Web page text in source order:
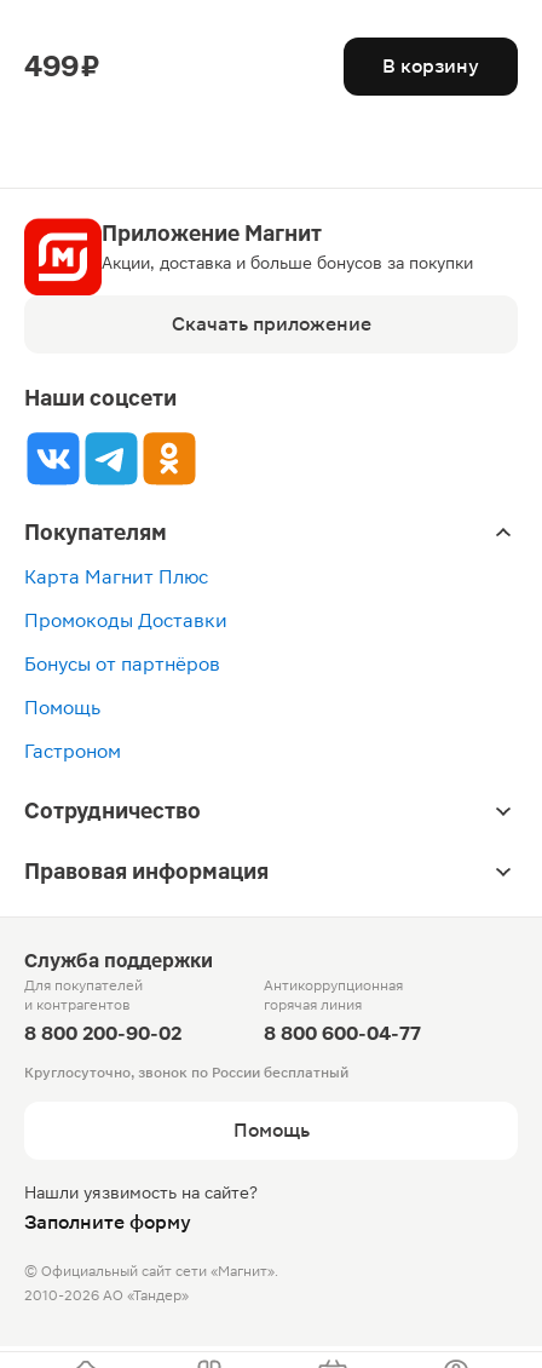
499 ₽ В корзину
Приложение Магнит
Акции, доставка и больше бонусов за покупки
Скачать приложение
Наши соцсети
Покупателям
Карта Магнит Плюс
Промокоды Доставки
Бонусы от партнёров
Помощь
Гастроном
Сотрудничество
Правовая информация
Служба поддержки
Для покупателей
и контрагентов
8 800 200-90-02
Антикоррупционная
горячая линия
8 800 600-04-77
Круглосуточно, звонок по России бесплатный
Помощь
Нашли уязвимость на сайте?
Заполните форму
© Официальный сайт сети «Магнит».
2010-2026 АО «Тандер»